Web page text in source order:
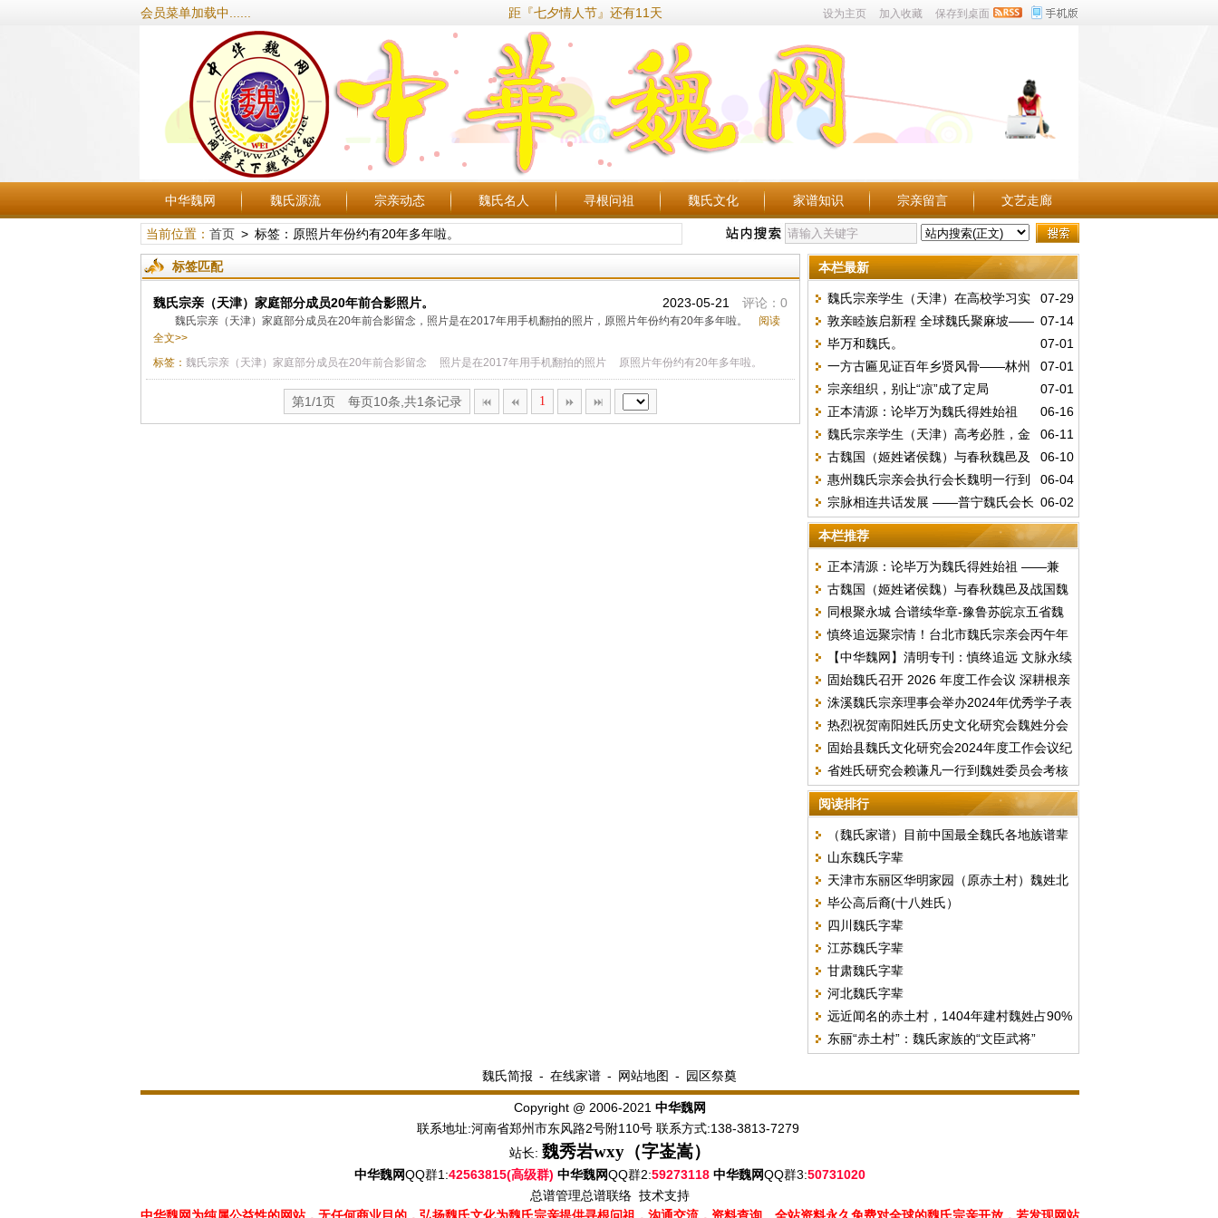
会员菜单加载中...... 设为主页 加入收藏 保存到桌面
距『七夕情人节』还有11天
中华魏网 魏氏源流 宗亲动态 魏氏名人 寻根问祖 魏氏文化 家谱知识 宗亲留言 文艺走廊
当前位置： 首页> 标签：原照片年份约有20年多年啦。
标签匹配
2023-05-21 评论：0
魏氏宗亲（天津）家庭部分成员20年前合影照片。
魏氏宗亲（天津）家庭部分成员在20年前合影留念，照片是在2017年用手机翻拍的照片，原照片年份约有20年多年啦。
阅读
全文>>
标签： 魏氏宗亲（天津）家庭部分成员在20年前合影留念 照片是在2017年用手机翻拍的照片 原照片年份约有20年多年啦。
第1/1页 每页10条,共1条记录 1
本栏最新
07-29
魏氏宗亲学生（天津）在高校学习实
况点滴。
07-14
敦亲睦族启新程 全球魏氏聚麻坡——
第五届世魏恳亲大会暨麻属魏氏公会三十周
年庆典
07-01
毕万和魏氏。
07-01
一方古匾见证百年乡贤风骨——林州
魏庄村发现民国“維持地方”木匾
07-01
宗亲组织，别让“凉”成了定局
06-16
正本清源：论毕万为魏氏得姓始祖
——兼驳“古魏公族为源”说
06-11
魏氏宗亲学生（天津）高考必胜，金
榜题名。
06-10
古魏国（姬姓诸侯魏）与春秋魏邑及
战国魏国的文明嬗变
06-04
惠州魏氏宗亲会执行会长魏明一行到
访总会汇报工作并交流《唐台魏氏谱志》编
撰事宜
06-02
宗脉相连共话发展 ——普宁魏氏会长
魏李锦赴中山海洲开展宗亲座谈
本栏推荐
正本清源：论毕万为魏氏得姓始祖 ——兼
驳“古魏公族为源”说
古魏国（姬姓诸侯魏）与春秋魏邑及战国魏
国的文明嬗变
同根聚永城 合谱续华章-豫鲁苏皖京五省魏
氏文化联谊暨合谱研讨盛会顺利落幕
慎终追远聚宗情！台北市魏氏宗亲会丙午年
春季祭祖暨换届选举圆满举行
【中华魏网】清明专刊：慎终追远 文脉永续
文明祭祖倡议书
固始魏氏召开 2026 年度工作会议 深耕根亲
文化擘画发展新篇
洙溪魏氏宗亲理事会举办2024年优秀学子表
彰大会
热烈祝贺南阳姓氏历史文化研究会魏姓分会
2024续谱推进会圆满成功召开
固始县魏氏文化研究会2024年度工作会议纪
要
省姓氏研究会赖谦凡一行到魏姓委员会考核
2023年度工作
阅读排行
（魏氏家谱）目前中国最全魏氏各地族谱辈
份汇总
山东魏氏字辈
天津市东丽区华明家园（原赤土村）魏姓北
门字号排序
毕公高后裔(十八姓氏）
四川魏氏字辈
江苏魏氏字辈
甘肃魏氏字辈
河北魏氏字辈
远近闻名的赤土村，1404年建村魏姓占90%
以上。（现天津市东丽区华明街）
东丽“赤土村”：魏氏家族的“文臣武将”
魏氏简报 - 在线家谱 - 网站地图 - 园区祭奠
Copyright @ 2006-2021 中华魏网
联系地址:河南省郑州市东风路2号附110号 联系方式:138-3813-7279
站长: 魏秀岩wxy（字崟嵩）
中华魏网QQ群1:42563815(高级群) 中华魏网QQ群2:59273118 中华魏网QQ群3:50731020
总谱管理总谱联络 技术支持